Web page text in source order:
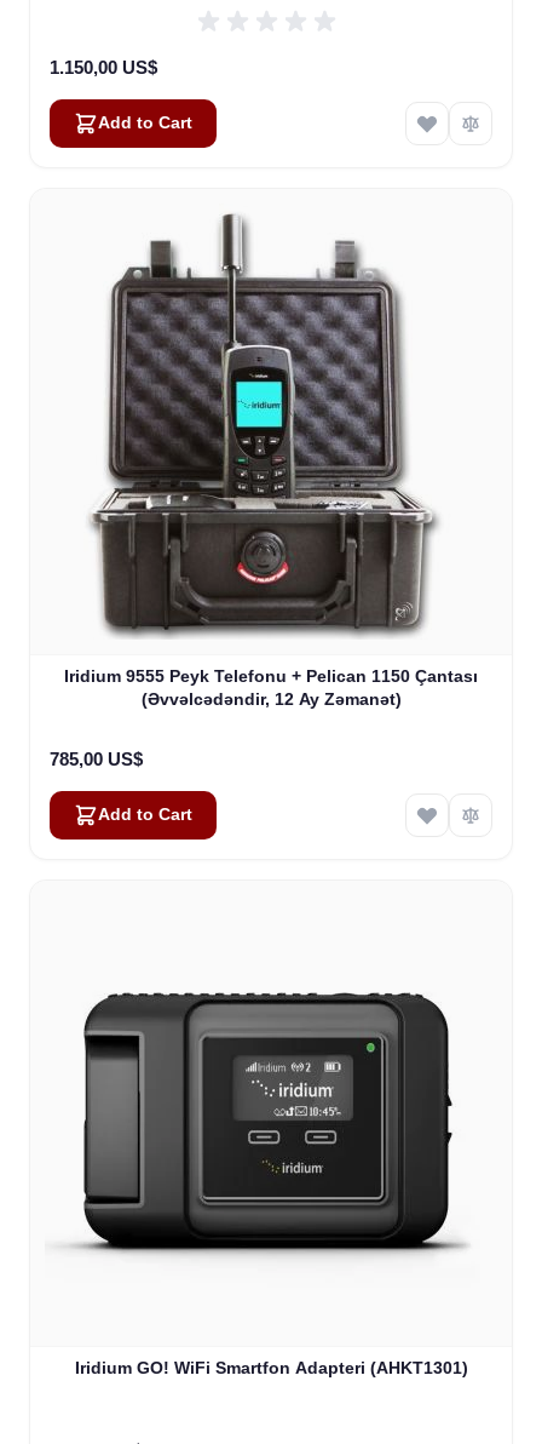
1.150,00 US$
Add to Cart
Iridium 9555 Peyk Telefonu + Pelican 1150 Çantası
(Əvvəlcədəndir, 12 Ay Zəmanət)
785,00 US$
Add to Cart
Iridium GO! WiFi Smartfon Adapteri (AHKT1301)